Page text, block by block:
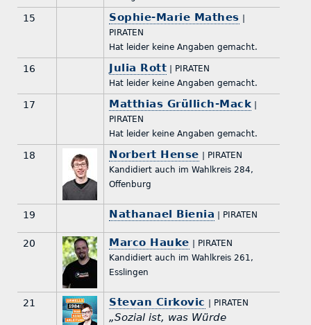
15 Sophie-Marie Mathes |
PIRATEN
Hat leider keine Angaben gemacht.
16 Julia Rott | PIRATEN
Hat leider keine Angaben gemacht.
17 Matthias Grüllich-Mack |
PIRATEN
Hat leider keine Angaben gemacht.
18 Norbert Hense | PIRATEN
Kandidiert auch im Wahlkreis 284,
Offenburg
19 Nathanael Bienia | PIRATEN
20 Marco Hauke | PIRATEN
Kandidiert auch im Wahlkreis 261,
Esslingen
21 Stevan Cirkovic | PIRATEN
„Sozial ist, was Würde